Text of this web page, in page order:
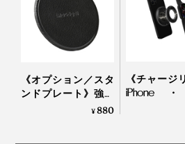
『MaGdge』のチャージリングと
なる快適を体験してください。
《オプション／スタ
ンドプレート》強い
磁力でカンタン設
¥880
《チャージ
iPhone・
Watch・